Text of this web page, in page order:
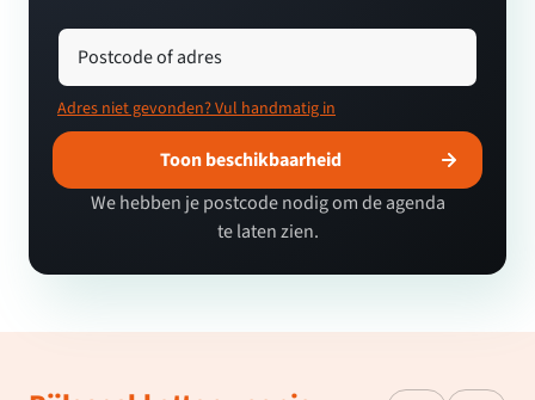
Postcode of adres
Adres niet gevonden? Vul handmatig in
Toon beschikbaarheid
We hebben je postcode nodig om de agenda
te laten zien.